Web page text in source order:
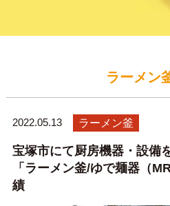
ラーメン
2022.05.13 ラーメン釜
宝塚市にて厨房機器・設備
「ラーメン釜/ゆで麺器（
績